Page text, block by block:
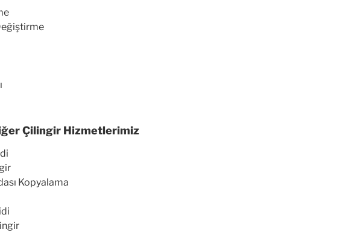
Çilingir Hizmetlerimiz
Kopyalama